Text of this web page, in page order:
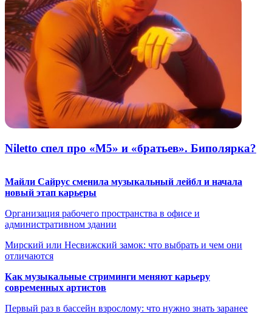
Niletto спел про «М5» и «братьев». Биполярка?
Майли Сайрус сменила музыкальный лейбл и начала
новый этап карьеры
Организация рабочего пространства в офисе и
административном здании
Мирский или Несвижский замок: что выбрать и чем они
отличаются
Как музыкальные стриминги меняют карьеру
современных артистов
Первый раз в бассейн взрослому: что нужно знать заранее